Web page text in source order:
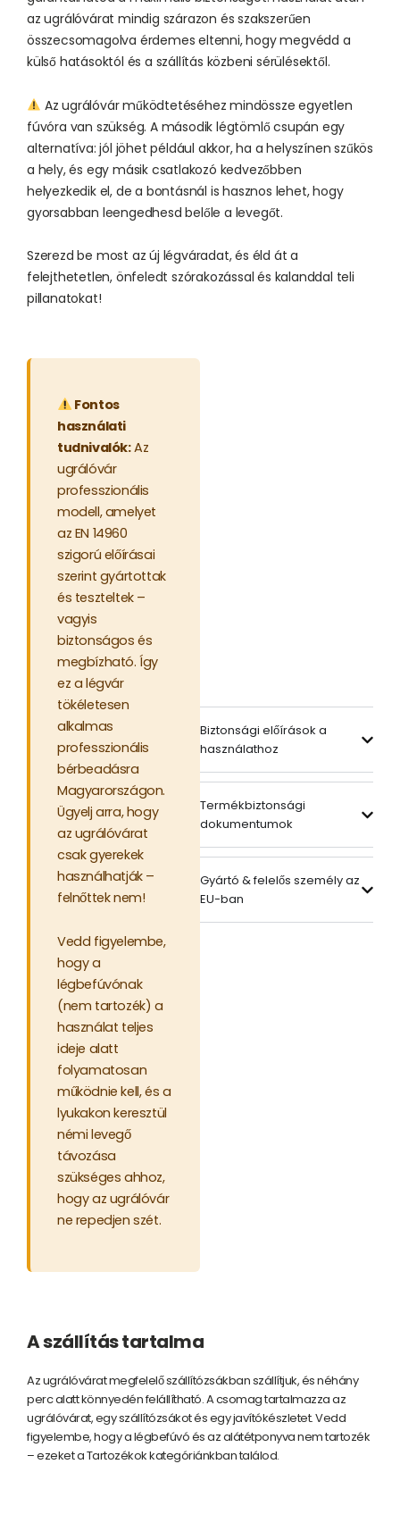
az ugrálóvárat mindig szárazon és szakszerűen
összecsomagolva érdemes eltenni, hogy megvédd a
külső hatásoktól és a szállítás közbeni sérülésektől.
Az ugrálóvár működtetéséhez mindössze egyetlen
fúvóra van szükség. A második légtömlő csupán egy
alternatíva: jól jöhet például akkor, ha a helyszínen szűkös
a hely, és egy másik csatlakozó kedvezőbben
helyezkedik el, de a bontásnál is hasznos lehet, hogy
gyorsabban leengedhesd belőle a levegőt.
Szerezd be most az új légváradat, és éld át a
felejthetetlen, önfeledt szórakozással és kalanddal teli
pillanatokat!
Fontos
használati
tudnivalók:Az
ugrálóvár
professzionális
modell, amelyet
az EN 14960
szigorú előírásai
szerint gyártottak
és teszteltek –
vagyis
biztonságos és
megbízható. Így
ez a légvár
tökéletesen
alkalmas
professzionális
bérbeadásra
Magyarországon.
Ügyelj arra, hogy
az ugrálóvárat
csak gyerekek
használhatják –
felnőttek nem!
Vedd figyelembe,
hogy a
légbefúvónak
(nem tartozék) a
használat teljes
ideje alatt
folyamatosan
működnie kell, és a
lyukakon keresztül
némi levegő
távozása
szükséges ahhoz,
hogy az ugrálóvár
ne repedjen szét.
Biztonsági előírások a
használathoz
Termékbiztonsági
dokumentumok
Gyártó & felelős személy az
EU-ban
A szállítás tartalma
Az ugrálóvárat megfelelő szállítózsákban szállítjuk, és néhány
perc alatt könnyedén felállítható. A csomag tartalmazza az
ugrálóvárat, egy szállítózsákot és egy javítókészletet. Vedd
figyelembe, hogy a légbefúvó és az alátétponyva nem tartozék
– ezeket a Tartozékok kategóriánkban találod.